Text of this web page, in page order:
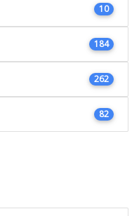
10
184
262
82